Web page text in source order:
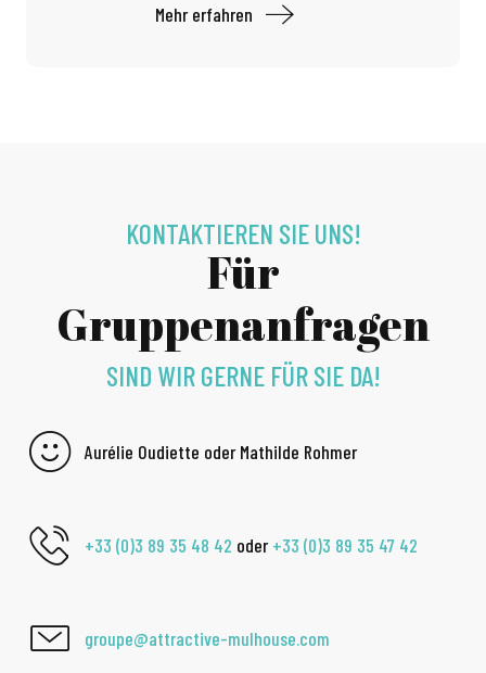
Mehr erfahren
KONTAKTIEREN SIE UNS!
Für
Gruppenanfragen
SIND WIR GERNE FÜR SIE DA!
Aurélie Oudiette oder Mathilde Rohmer
+33 (0)3 89 35 48 42 oder+33 (0)3 89 35 47 42
groupe@attractive-mulhouse.com